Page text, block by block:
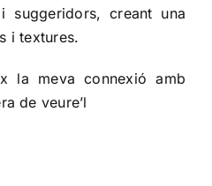
suggeridors, creant una
i textures.
la meva connexió amb
de veure’l